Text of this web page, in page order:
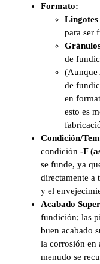
Formato:
Lingotes
para ser
de
(Aunque
de
en
esto es
Condición/
condición -F
se funde, ya
directamente a
y el
Acabado
fundición; las
buen acabado
la corrosión en
menudo se